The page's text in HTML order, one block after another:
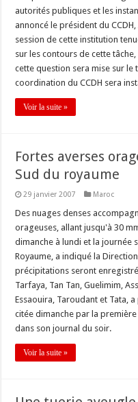
autorités publiques et les
annoncé le président du
session de cette institution
sur les contours de cette
cette question sera mise sur
coordination du CCDH sera
Voir la suite »
Fortes averses
Sud du royaume
29 janvier 2007 Maroc
Des nuages denses
orageuses, allant jusqu'à 30
dimanche à lundi et la journée
Royaume, a indiqué la
précipitations seront
Tarfaya, Tan Tan, Guelimim,
Essaouira, Taroudant et Tata,
citée dimanche par la
dans son journal du soir.
Voir la suite »